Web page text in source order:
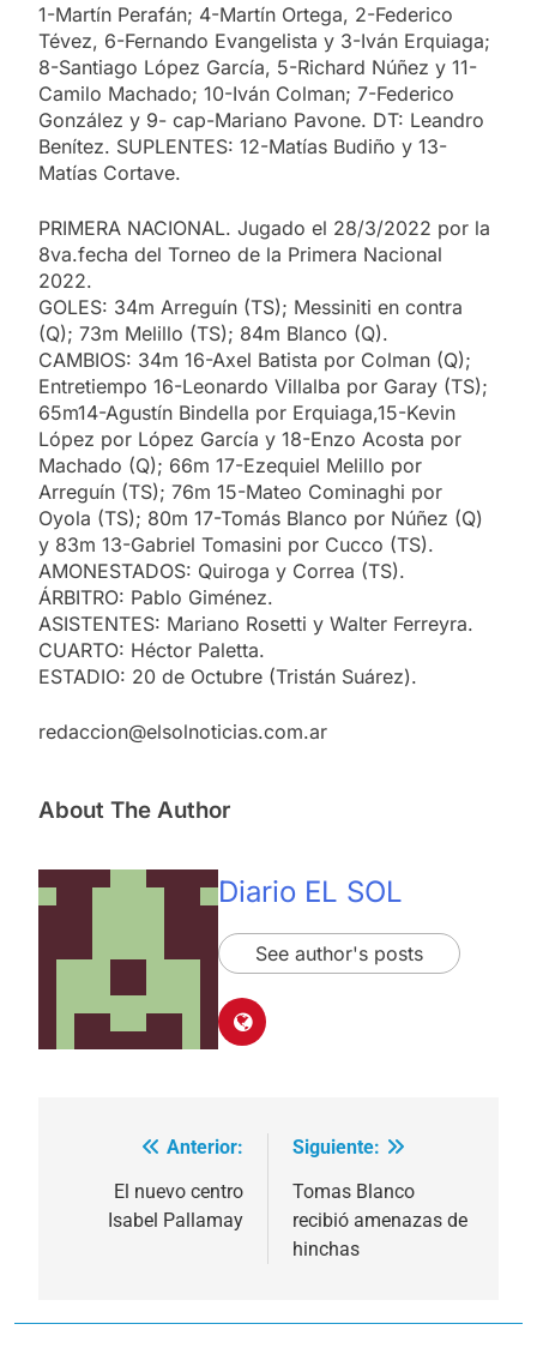
1-Martín Perafán; 4-Martín Ortega, 2-Federico
Tévez, 6-Fernando Evangelista y 3-Iván Erquiaga;
8-Santiago López García, 5-Richard Núñez y 11-
Camilo Machado; 10-Iván Colman; 7-Federico
González y 9- cap-Mariano Pavone. DT: Leandro
Benítez. SUPLENTES: 12-Matías Budiño y 13-
Matías Cortave.
PRIMERA NACIONAL. Jugado el 28/3/2022 por la
8va.fecha del Torneo de la Primera Nacional
2022.
GOLES: 34m Arreguín (TS); Messiniti en contra
(Q); 73m Melillo (TS); 84m Blanco (Q).
CAMBIOS: 34m 16-Axel Batista por Colman (Q);
Entretiempo 16-Leonardo Villalba por Garay (TS);
65m14-Agustín Bindella por Erquiaga,15-Kevin
López por López García y 18-Enzo Acosta por
Machado (Q); 66m 17-Ezequiel Melillo por
Arreguín (TS); 76m 15-Mateo Cominaghi por
Oyola (TS); 80m 17-Tomás Blanco por Núñez (Q)
y 83m 13-Gabriel Tomasini por Cucco (TS).
AMONESTADOS: Quiroga y Correa (TS).
ÁRBITRO: Pablo Giménez.
ASISTENTES: Mariano Rosetti y Walter Ferreyra.
CUARTO: Héctor Paletta.
ESTADIO: 20 de Octubre (Tristán Suárez).
redaccion@elsolnoticias.com.ar
About The Author
Diario EL SOL
See author's posts
Navegación
Anterior:
El nuevo centro
Isabel Pallamay
Siguiente:
Tomas Blanco
recibió amenazas de
hinchas